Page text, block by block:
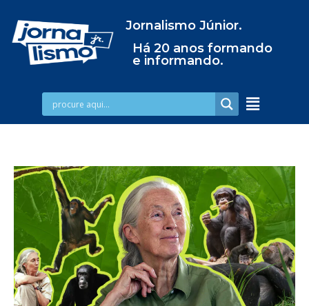
Jornalismo Júnior.
Há 20 anos formando
e informando.